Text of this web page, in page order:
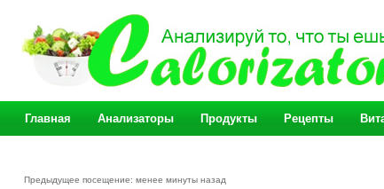
Главная Анализаторы Продукты Рецепты
Предыдущее посещение: менее минуты назад